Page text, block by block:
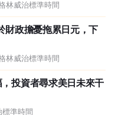
林威治標準時間
財政擔憂拖累日元，下
林威治標準時間
投資者尋求美日未來干
標準時間